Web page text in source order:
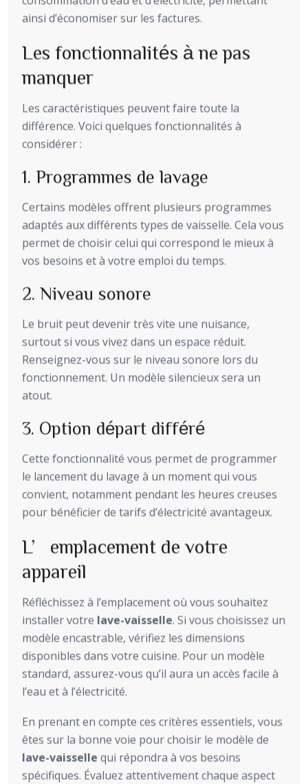
ainsi d’économiser sur les factures.
Les fonctionnalités à ne pas
manquer
Les caractéristiques peuvent faire toute la
différence. Voici quelques fonctionnalités à
considérer :
1. Programmes de lavage
Certains modèles offrent plusieurs programmes
adaptés aux différents types de vaisselle. Cela vous
permet de choisir celui qui correspond le mieux à
vos besoins et à votre emploi du temps.
2. Niveau sonore
Le bruit peut devenir très vite une nuisance,
surtout si vous vivez dans un espace réduit.
Renseignez-vous sur le niveau sonore lors du
fonctionnement. Un modèle silencieux sera un
atout.
3. Option départ différé
Cette fonctionnalité vous permet de programmer
le lancement du lavage à un moment qui vous
convient, notamment pendant les heures creuses
pour bénéficier de tarifs d’électricité avantageux.
L’emplacement de votre
appareil
Réfléchissez à l’emplacement où vous souhaitez
installer votre lave-vaisselle. Si vous choisissez un
modèle encastrable, vérifiez les dimensions
disponibles dans votre cuisine. Pour un modèle
standard, assurez-vous qu’il aura un accès facile à
l’eau et à l’électricité.
En prenant en compte ces critères essentiels, vous
êtes sur la bonne voie pour choisir le modèle de
lave-vaisselle qui répondra à vos besoins
spécifiques. Évaluez attentivement chaque aspect